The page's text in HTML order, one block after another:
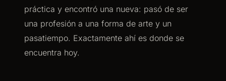
práctica y encontró una nueva: pasó de ser
una profesión a una forma de arte y un
pasatiempo. Exactamente ahí es donde se
encuentra hoy.